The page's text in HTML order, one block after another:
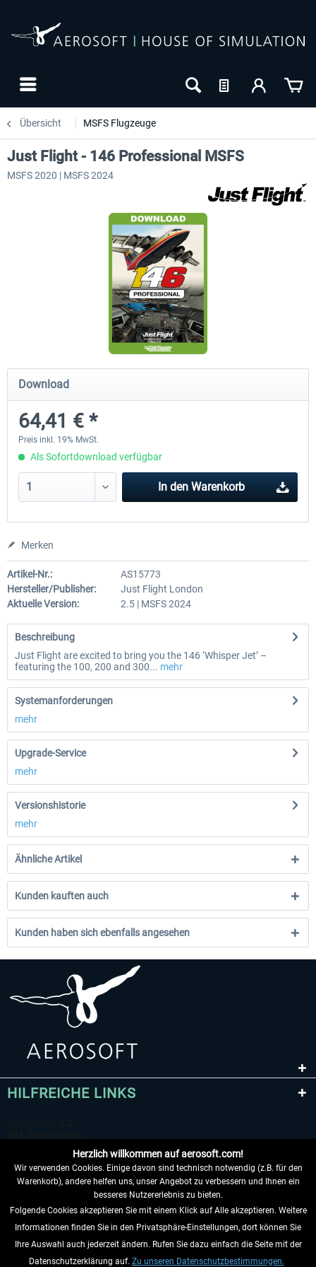
Übersicht MSFS Flugzeuge
FlightSim Studio - E-Jets 170/175
39,95 € *
Aerosoft Aircraft A340-
Just Flight - 146 Professional MSFS
MSFS 2020 | MSFS 2024
Download
64,41 € *
Preis inkl. 19% MwSt.
Als Sofortdownload verfügbar
In den Warenkorb
Merken
Artikel-Nr.:
AS15773
Hersteller/Publisher:
Just Flight London
Aktuelle Version:
2.5 | MSFS 2024
Beschreibung
Just Flight are excited to bring you the 146 ‘Whisper Jet’ –
featuring the 100, 200 and 300... mehr
Systemanforderungen
mehr
Upgrade-Service
mehr
Versionshistorie
mehr
Ähnliche Artikel
Kunden kauften auch
Kunden haben sich ebenfalls angesehen
HILFREICHE LINKS
VERTRAG WIDERRUFEN
INFORMATIONEN
Herzlich willkommen auf aerosoft.com!
Wir verwenden Cookies. Einige davon sind technisch notwendig (z.B. für den
Warenkorb), andere helfen uns, unser Angebot zu verbessern und Ihnen ein
besseres Nutzererlebnis zu bieten.
Folgende Cookies akzeptieren Sie mit einem Klick auf Alle akzeptieren. Weitere
Informationen finden Sie in den Privatsphäre-Einstellungen, dort können Sie
Ihre Auswahl auch jederzeit ändern. Rufen Sie dazu einfach die Seite mit der
Datenschutzerklärung auf. Zu unseren Datenschutzbestimmungen.